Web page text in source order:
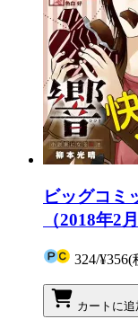
ビッグコミ
（2018年2
324/¥356(
カートに追